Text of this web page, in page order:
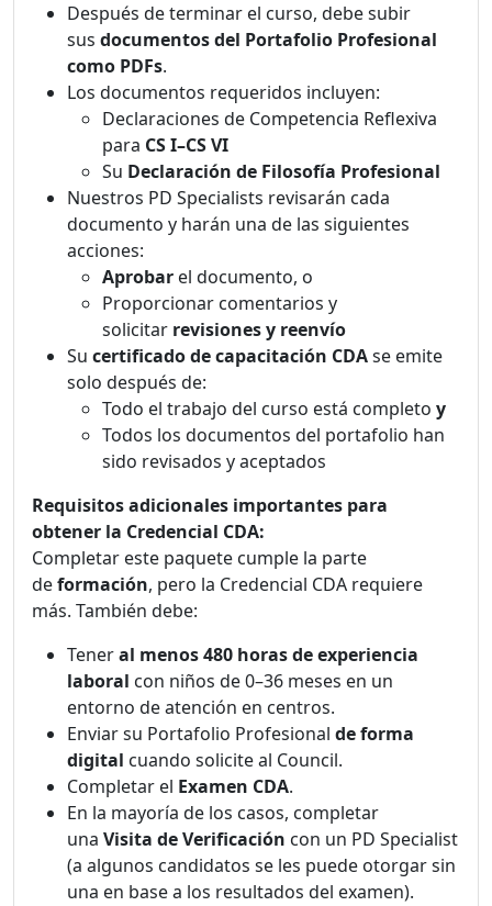
Después de terminar el curso, debe subir
sus documentos del Portafolio Profesional
como PDFs.
Los documentos requeridos incluyen:
Declaraciones de Competencia Reflexiva
para CS I–CS VI
Su Declaración de Filosofía Profesional
Nuestros PD Specialists revisarán cada
documento y harán una de las siguientes
acciones:
Aprobar el documento, o
Proporcionar comentarios y
solicitar revisiones y reenvío
Su certificado de capacitación CDAse emite
solo después de:
Todo el trabajo del curso está completo y
Todos los documentos del portafolio han
sido revisados y aceptados
Requisitos adicionales importantes para
obtener la Credencial CDA:
Completar este paquete cumple la parte
deformación, pero la Credencial CDA requiere
más. También debe:
Teneral menos 480 horas de experiencia
laboral con niños de 0–36 meses en un
entorno de atención en centros.
Enviar su Portafolio Profesional de forma
digital cuando solicite al Council.
Completar el Examen CDA.
En la mayoría de los casos, completar
una Visita de Verificación con un PD Specialist
(a algunos candidatos se les puede otorgar sin
una en base a los resultados del examen).